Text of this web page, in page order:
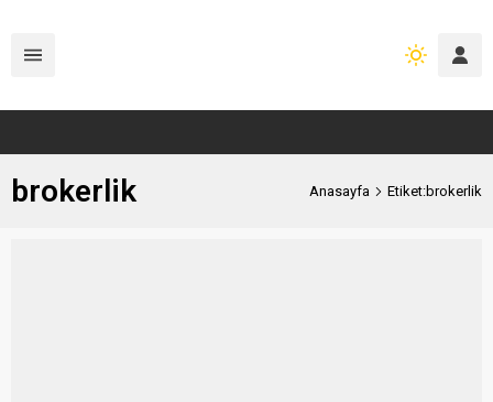
brokerlik Anasayfa Etiket:brokerlik